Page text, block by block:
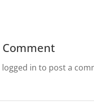
in to post a